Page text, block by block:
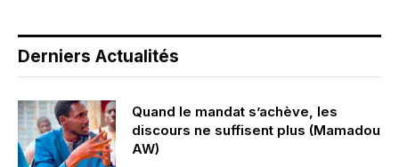
Derniers Actualités
Quand le mandat s’achève, les
discours ne suffisent plus (Mamadou
AW)